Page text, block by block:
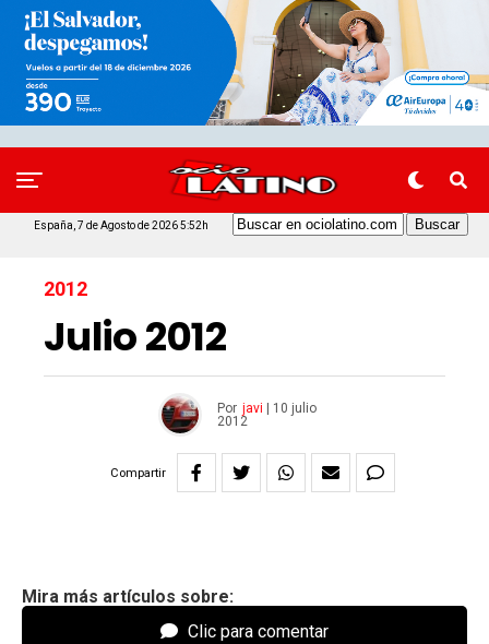
España, 7 de Agosto de 2026 5:52h
2012
Julio 2012
Por javi
10 julio
2012
Compartir
Mira más artículos sobre:
Clic para comentar